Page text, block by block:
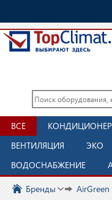
ВСЕ
ВЕНТИЛЯЦИЯ
ЭКО
ВОДОСНАБЖЕНИЕ
Бренды AirGreen